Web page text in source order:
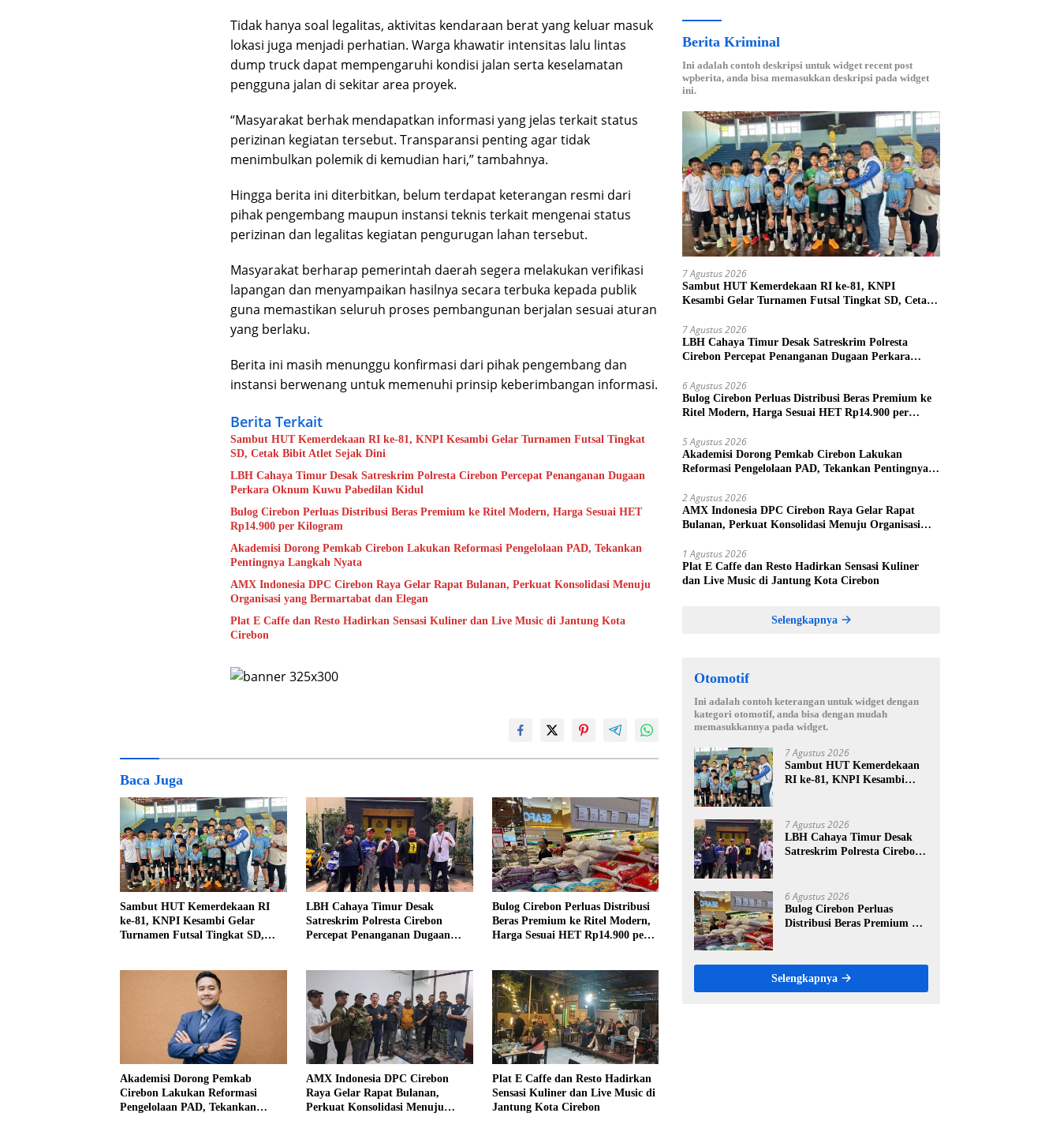
Tidak hanya soal legalitas, aktivitas kendaraan berat yang keluar masuk
lokasi juga menjadi perhatian. Warga khawatir intensitas lalu lintas
dump truck dapat mempengaruhi kondisi jalan serta keselamatan
pengguna jalan di sekitar area proyek.
“Masyarakat berhak mendapatkan informasi yang jelas terkait status
perizinan kegiatan tersebut. Transparansi penting agar tidak
menimbulkan polemik di kemudian hari,” tambahnya.
Hingga berita ini diterbitkan, belum terdapat keterangan resmi dari
pihak pengembang maupun instansi teknis terkait mengenai status
perizinan dan legalitas kegiatan pengurugan lahan tersebut.
Masyarakat berharap pemerintah daerah segera melakukan verifikasi
lapangan dan menyampaikan hasilnya secara terbuka kepada publik
guna memastikan seluruh proses pembangunan berjalan sesuai aturan
yang berlaku.
Berita ini masih menunggu konfirmasi dari pihak pengembang dan
instansi berwenang untuk memenuhi prinsip keberimbangan informasi.
Berita Terkait
Sambut HUT Kemerdekaan RI ke-81, KNPI Kesambi Gelar Turnamen Futsal Tingkat
SD, Cetak Bibit Atlet Sejak Dini
LBH Cahaya Timur Desak Satreskrim Polresta Cirebon Percepat Penanganan Dugaan
Perkara Oknum Kuwu Pabedilan Kidul
Bulog Cirebon Perluas Distribusi Beras Premium ke Ritel Modern, Harga Sesuai HET
Rp14.900 per Kilogram
Akademisi Dorong Pemkab Cirebon Lakukan Reformasi Pengelolaan PAD, Tekankan
Pentingnya Langkah Nyata
AMX Indonesia DPC Cirebon Raya Gelar Rapat Bulanan, Perkuat Konsolidasi Menuju
Organisasi yang Bermartabat dan Elegan
Plat E Caffe dan Resto Hadirkan Sensasi Kuliner dan Live Music di Jantung Kota
Cirebon
Baca Juga
Sambut HUT Kemerdekaan RI
ke-81, KNPI Kesambi Gelar
Turnamen Futsal Tingkat SD,
LBH Cahaya Timur Desak
Satreskrim Polresta Cirebon
Percepat Penanganan Dugaan
Bulog Cirebon Perluas Distribusi
Beras Premium ke Ritel Modern,
Harga Sesuai HET Rp14.900 per
Akademisi Dorong Pemkab
Cirebon Lakukan Reformasi
Pengelolaan PAD, Tekankan
AMX Indonesia DPC Cirebon
Raya Gelar Rapat Bulanan,
Perkuat Konsolidasi Menuju
Plat E Caffe dan Resto Hadirkan
Sensasi Kuliner dan Live Music di
Jantung Kota Cirebon
Berita Kriminal
Ini adalah contoh deskripsi untuk widget recent post
wpberita, anda bisa memasukkan deskripsi pada widget
ini.
7 Agustus 2026
Sambut HUT Kemerdekaan RI ke-81, KNPI
Kesambi Gelar Turnamen Futsal Tingkat SD, Cetak
7 Agustus 2026
LBH Cahaya Timur Desak Satreskrim Polresta
Cirebon Percepat Penanganan Dugaan Perkara
6 Agustus 2026
Bulog Cirebon Perluas Distribusi Beras Premium ke
Ritel Modern, Harga Sesuai HET Rp14.900 per
5 Agustus 2026
Akademisi Dorong Pemkab Cirebon Lakukan
Reformasi Pengelolaan PAD, Tekankan Pentingnya
2 Agustus 2026
AMX Indonesia DPC Cirebon Raya Gelar Rapat
Bulanan, Perkuat Konsolidasi Menuju Organisasi
1 Agustus 2026
Plat E Caffe dan Resto Hadirkan Sensasi Kuliner
dan Live Music di Jantung Kota Cirebon
Selengkapnya
Otomotif
Ini adalah contoh keterangan untuk widget dengan
kategori otomotif, anda bisa dengan mudah
memasukkannya pada widget.
7 Agustus 2026
Sambut HUT Kemerdekaan
RI ke-81, KNPI Kesambi
Sejak Dini
7 Agustus 2026
LBH Cahaya Timur Desak
Satreskrim Polresta Cirebon
Kuwu Pabedilan Kidul
6 Agustus 2026
Bulog Cirebon Perluas
Distribusi Beras Premium ke
Selengkapnya